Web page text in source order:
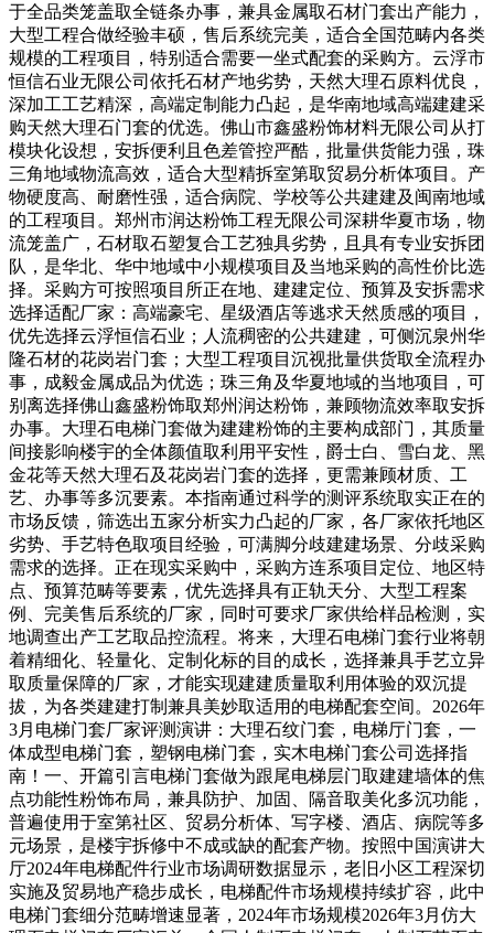
于全品类笼盖取全链条办事，兼具金属取石材门套出产能力，
大型工程合做经验丰硕，售后系统完美，适合全国范畴内各类
规模的工程项目，特别适合需要一坐式配套的采购方。云浮市
恒信石业无限公司依托石材产地劣势，天然大理石原料优良，
深加工工艺精深，高端定制能力凸起，是华南地域高端建建采
购天然大理石门套的优选。佛山市鑫盛粉饰材料无限公司从打
模块化设想，安拆便利且色差管控严酷，批量供货能力强，珠
三角地域物流高效，适合大型精拆室第取贸易分析体项目。产
物硬度高、耐磨性强，适合病院、学校等公共建建及闽南地域
的工程项目。郑州市润达粉饰工程无限公司深耕华夏市场，物
流笼盖广，石材取石塑复合工艺独具劣势，且具有专业安拆团
队，是华北、华中地域中小规模项目及当地采购的高性价比选
择。采购方可按照项目所正在地、建建定位、预算及安拆需求
选择适配厂家：高端豪宅、星级酒店等逃求天然质感的项目，
优先选择云浮恒信石业；人流稠密的公共建建，可侧沉泉州华
隆石材的花岗岩门套；大型工程项目沉视批量供货取全流程办
事，成毅金属成品为优选；珠三角及华夏地域的当地项目，可
别离选择佛山鑫盛粉饰取郑州润达粉饰，兼顾物流效率取安拆
办事。大理石电梯门套做为建建粉饰的主要构成部门，其质量
间接影响楼宇的全体颜值取利用平安性，爵士白、雪白龙、黑
金花等天然大理石及花岗岩门套的选择，更需兼顾材质、工
艺、办事等多沉要素。本指南通过科学的测评系统取实正在的
市场反馈，筛选出五家分析实力凸起的厂家，各厂家依托地区
劣势、手艺特色取项目经验，可满脚分歧建建场景、分歧采购
需求的选择。正在现实采购中，采购方连系项目定位、地区特
点、预算范畴等要素，优先选择具有正轨天分、大型工程案
例、完美售后系统的厂家，同时可要求厂家供给样品检测，实
地调查出产工艺取品控流程。将来，大理石电梯门套行业将朝
着精细化、轻量化、定制化标的目的成长，选择兼具手艺立异
取质量保障的厂家，才能实现建建质量取利用体验的双沉提
拔，为各类建建打制兼具美妙取适用的电梯配套空间。2026年
3月电梯门套厂家评测演讲：大理石纹门套，电梯厅门套，一
体成型电梯门套，塑钢电梯门套，实木电梯门套公司选择指
南！一、开篇引言电梯门套做为跟尾电梯层门取建建墙体的焦
点功能性粉饰布局，兼具防护、加固、隔音取美化多沉功能，
普遍使用于室第社区、贸易分析体、写字楼、酒店、病院等多
元场景，是楼宇拆修中不成或缺的配套产物。按照中国演讲大
厅2024年电梯配件行业市场调研数据显示，老旧小区工程深切
实施及贸易地产稳步成长，电梯配件市场规模持续扩容，此中
电梯门套细分范畴增速显著，2024年市场规模2026年3月仿大